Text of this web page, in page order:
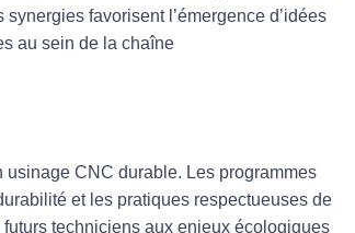
favorisent l’émergence d’idées
au sein de la chaîne
usinage CNC durable. Les programmes
et les pratiques respectueuses de
techniciens aux enjeux écologiques